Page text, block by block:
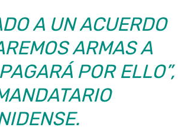
A UN ACUERDO
ARMAS A
POR ELLO”,